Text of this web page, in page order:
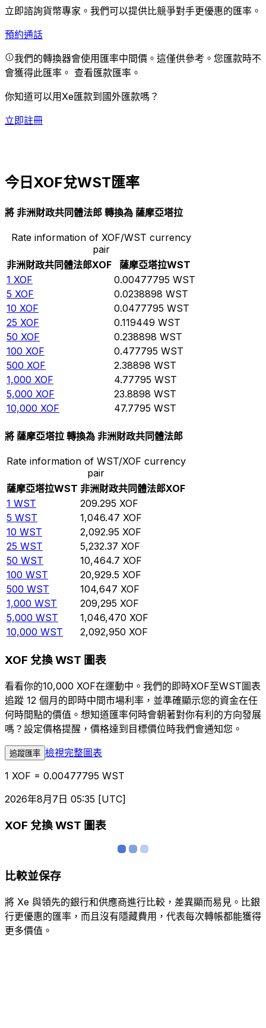
立即諮詢貨幣專家。 我們可以提供比競爭對手更優惠的匯率。
預約通話
我們的轉換器會使用匯率中間價。這僅供參考。您匯款時不
會獲得此匯率。 查看匯款匯率。
你知道可以用Xe匯款到國外匯款嗎？
立即註冊
今日XOF兌WST匯率
將 非洲財政共同體法郎 轉換為 薩摩亞塔拉
Rate information of XOF/WST currency
pair
非洲財政共同體法郎XOF 薩摩亞塔拉WST
1 XOF 0.00477795 WST
5 XOF 0.0238898 WST
10 XOF 0.0477795 WST
25 XOF 0.119449 WST
50 XOF 0.238898 WST
100 XOF 0.477795 WST
500 XOF 2.38898 WST
1,000 XOF 4.77795 WST
5,000 XOF 23.8898 WST
10,000 XOF 47.7795 WST
將 薩摩亞塔拉 轉換為 非洲財政共同體法郎
Rate information of WST/XOF currency
pair
薩摩亞塔拉WST 非洲財政共同體法郎XOF
1 WST 209.295 XOF
5 WST 1,046.47 XOF
10 WST 2,092.95 XOF
25 WST 5,232.37 XOF
50 WST 10,464.7 XOF
100 WST 20,929.5 XOF
500 WST 104,647 XOF
1,000 WST 209,295 XOF
5,000 WST 1,046,470 XOF
10,000 WST 2,092,950 XOF
XOF 兌換 WST 圖表
看看你的10,000 XOF在運動中。我們的即時XOF至WST圖表
追蹤 12 個月的即時中間市場利率，並準確顯示您的資金在任
何時間點的價值。想知道匯率何時會朝著對你有利的方向發展
嗎？設定價格提醒，價格達到目標價位時我們會通知您。
追蹤匯率 檢視完整圖表
1 XOF = 0.00477795 WST
2026年8月7日 05:35 [UTC]
XOF 兌換 WST 圖表
比較並保存
將 Xe 與領先的銀行和供應商進行比較，差異顯而易見。比銀
行更優惠的匯率，而且沒有隱藏費用，代表每次轉帳都能獲得
更多價值。